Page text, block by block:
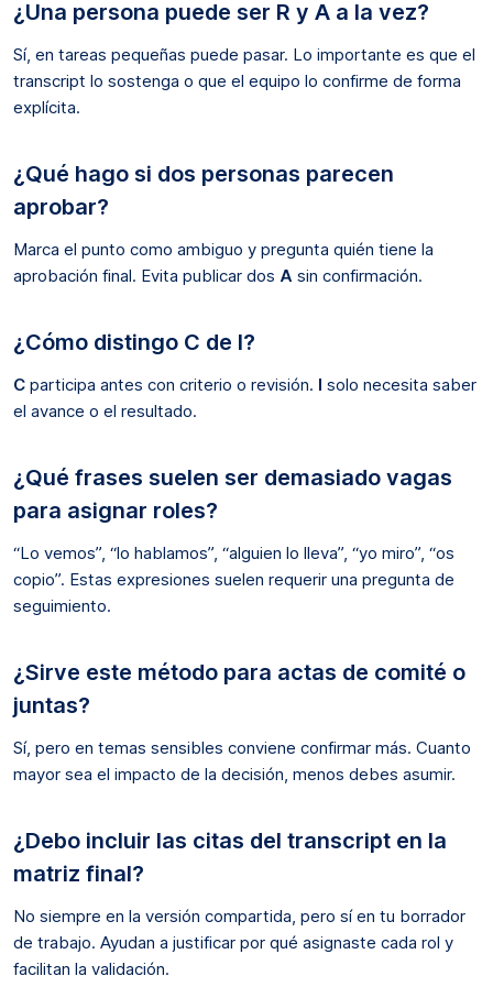
¿Una persona puede ser R y A a la vez?
Sí, en tareas pequeñas puede pasar. Lo importante es que el
transcript lo sostenga o que el equipo lo confirme de forma
explícita.
¿Qué hago si dos personas parecen
aprobar?
Marca el punto como ambiguo y pregunta quién tiene la
aprobación final. Evita publicar dos A sin confirmación.
¿Cómo distingo C de I?
C participa antes con criterio o revisión. I solo necesita saber
el avance o el resultado.
¿Qué frases suelen ser demasiado vagas
para asignar roles?
“Lo vemos”, “lo hablamos”, “alguien lo lleva”, “yo miro”, “os
copio”. Estas expresiones suelen requerir una pregunta de
seguimiento.
¿Sirve este método para actas de comité o
juntas?
Sí, pero en temas sensibles conviene confirmar más. Cuanto
mayor sea el impacto de la decisión, menos debes asumir.
¿Debo incluir las citas del transcript en la
matriz final?
No siempre en la versión compartida, pero sí en tu borrador
de trabajo. Ayudan a justificar por qué asignaste cada rol y
facilitan la validación.